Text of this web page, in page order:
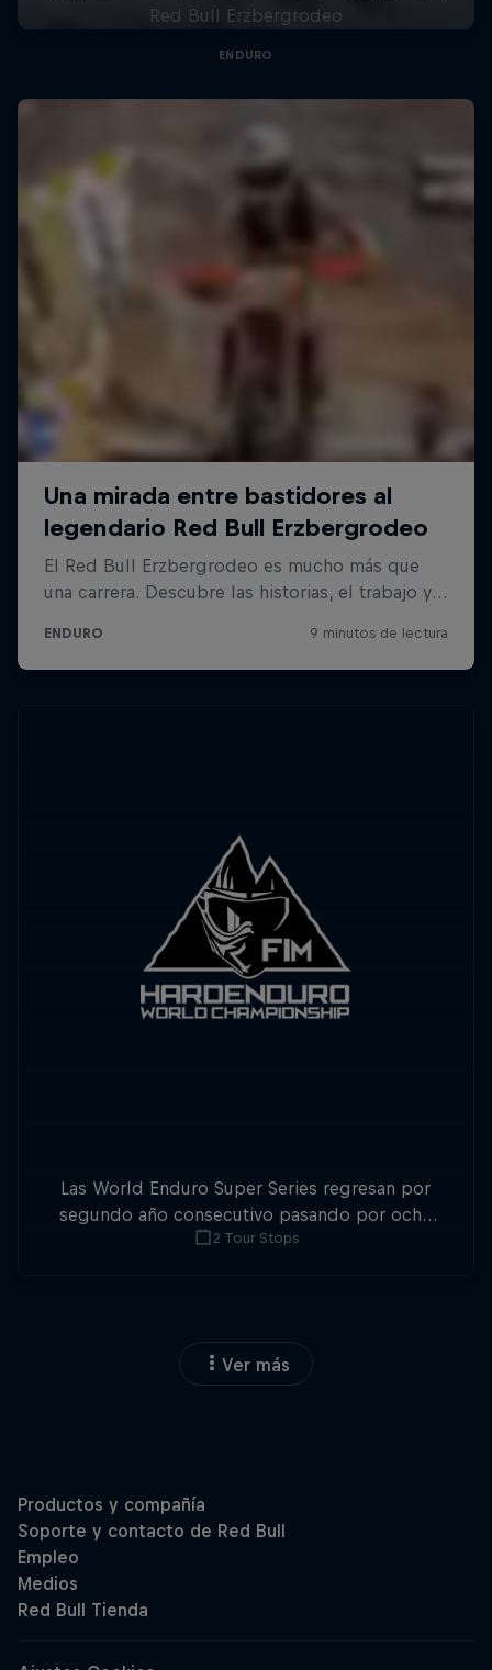
Red Bull Erzbergrodeo
ENDURO
Las World Enduro Super Series regresan por
segundo año consecutivo pasando por ocho
países de Europa. No pierdas detalle.
2 Tour Stops
Ver más